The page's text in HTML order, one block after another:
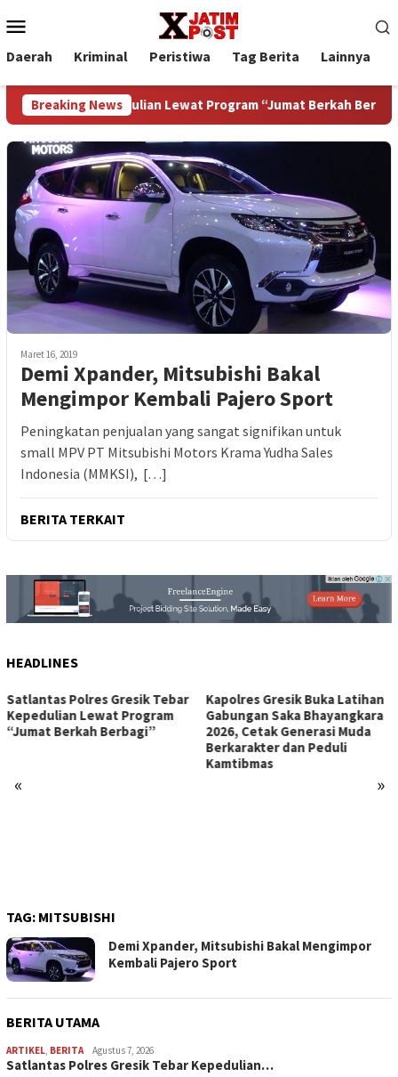
ke
kontenMobile
Daerah Kriminal Peristiwa Tag Berita Lainnya
Breaking News
Tebar Kepedulian Lewat Program “Jumat Berkah Berbagi”
Maret 16, 2019
Demi Xpander, Mitsubishi Bakal
Mengimpor Kembali Pajero Sport
Peningkatan penjualan yang sangat signifikan untuk
small MPV PT Mitsubishi Motors Krama Yudha Sales
Indonesia (MMKSI), […]
BERITA TERKAIT
HEADLINES
« »
Kapolres Gresik Buka Latihan
Gabungan Saka Bhayangkara
2026, Cetak Generasi Muda
Momen Hangat Ratusan
Warga Makan Bersama di
Polsek Wringinanom, Pererat
Silaturahmi dan Berbagi
Keberkahan
TAG: MITSUBISHI
Demi Xpander, Mitsubishi Bakal Mengimpor
Kembali Pajero Sport
BERITA UTAMA
ARTIKEL, BERITA Agustus 7, 2026
Satlantas Polres Gresik Tebar Kepedulian…